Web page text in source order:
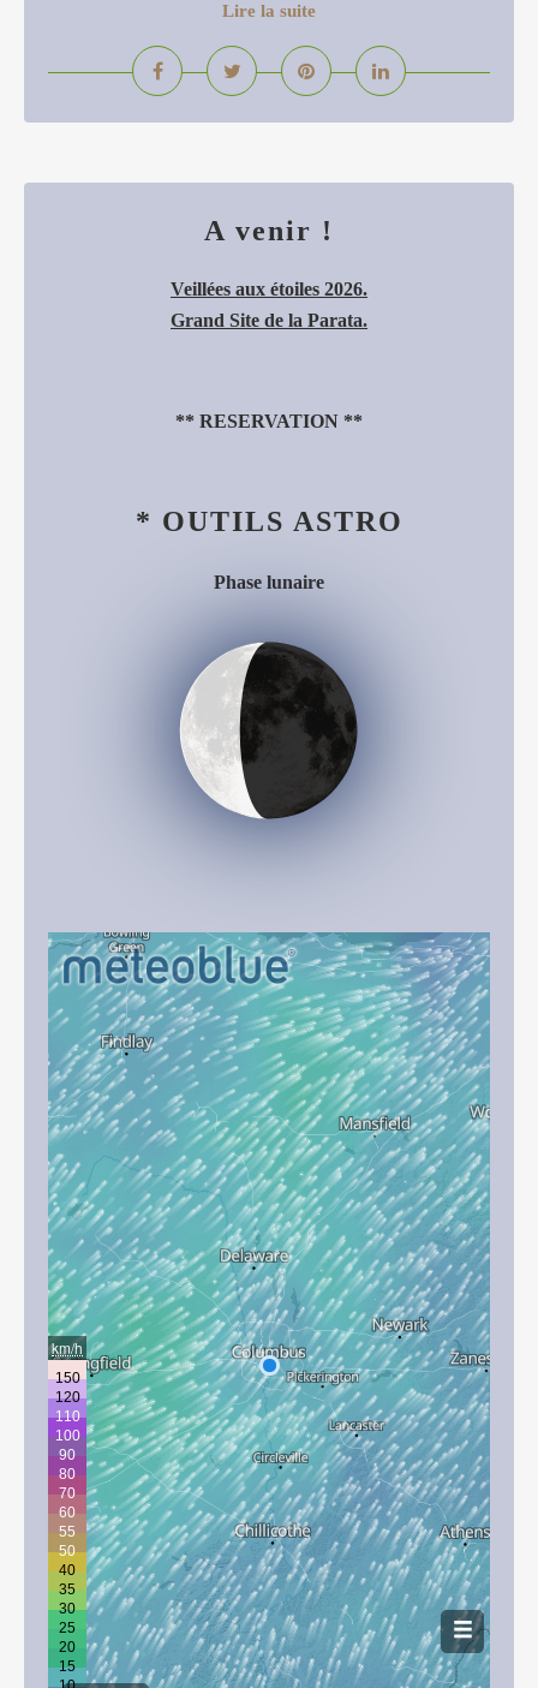
Lire la suite
A venir !
Veillées aux étoiles 2026.
Grand Site de la Parata.
** RESERVATION **
* OUTILS ASTRO
Phase lunaire
Décroissant (34%)